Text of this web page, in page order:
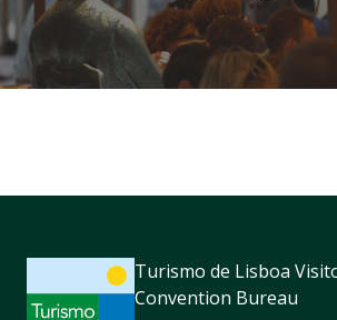
Turismo de Lisboa
Convention Bureau